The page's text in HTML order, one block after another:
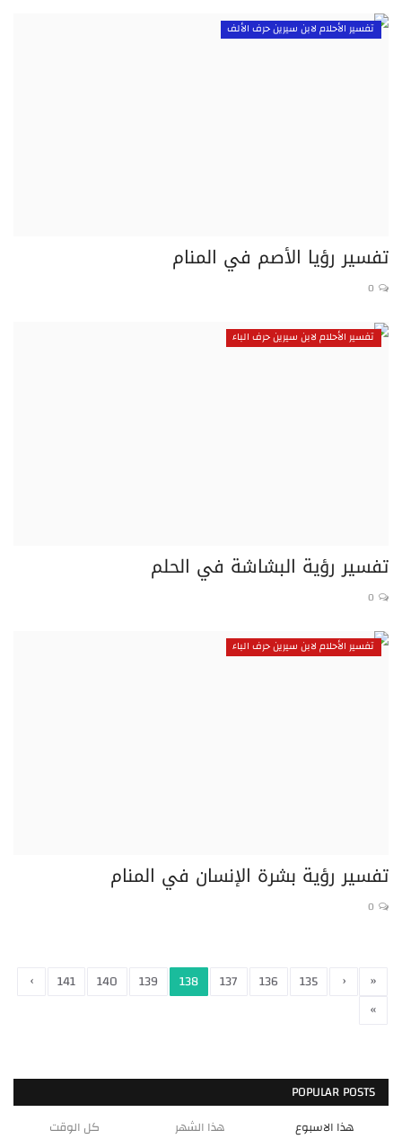
تفسير الأحلام لابن سيرين حرف الألف
تفسير رؤيا الأصم في المنام
0
تفسير الأحلام لابن سيرين حرف الباء
تفسير رؤية البشاشة في الحلم
0
تفسير الأحلام لابن سيرين حرف الباء
تفسير رؤية بشرة الإنسان في المنام
0
«
‹
135
136
137
138
139
140
141
›
»
POPULAR POSTS
هذا الاسبوع هذا الشهر كل الوقت